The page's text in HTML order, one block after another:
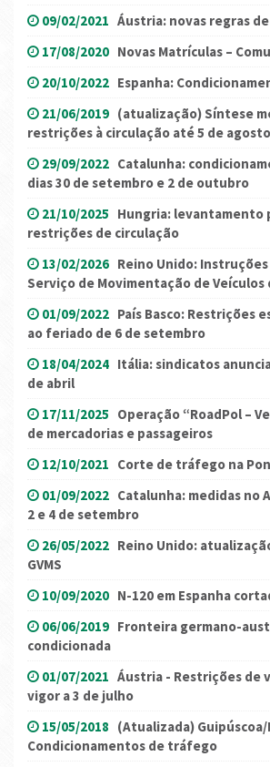
09/02/2021 Áustria: novas regras
17/08/2020 Novas Matrículas –
20/10/2022 Espanha:
21/06/2019 (atualização) Síntese
restrições à circulação até 5 de
29/09/2022 Catalunha:
dias 30 de setembro e 2 de outubro
21/10/2025 Hungria: levantamento
restrições de circulação
13/02/2026 Reino Unido:
Serviço de Movimentação de Veículos
01/09/2022 País Basco: Restrições
ao feriado de 6 de setembro
18/04/2024 Itália: sindicatos
de abril
17/11/2025 Operação “RoadPol –
de mercadorias e passageiros
12/10/2021 Corte de tráfego na
01/09/2022 Catalunha: medidas no
2 e 4 de setembro
26/05/2022 Reino Unido:
GVMS
10/09/2020 N-120 em Espanha
06/06/2019 Fronteira germano-
condicionada
01/07/2021 Áustria - Restrições de
vigor a 3 de julho
15/05/2018 (Atualizada)
Condicionamentos de tráfego